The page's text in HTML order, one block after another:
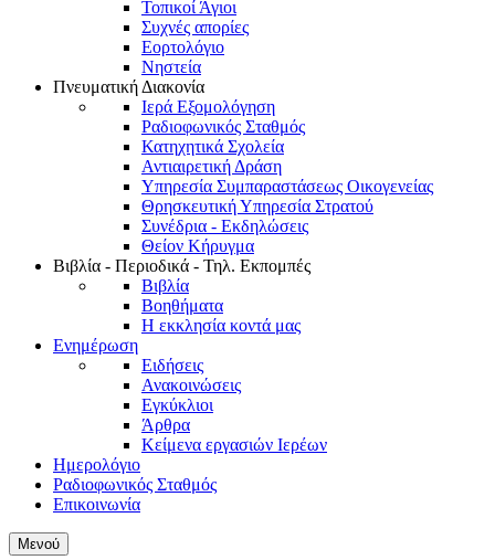
Τοπικοί Άγιοι
Συχνές απορίες
Εορτολόγιο
Νηστεία
Πνευματική Διακονία
Ιερά Εξομολόγηση
Ραδιοφωνικός Σταθμός
Κατηχητικά Σχολεία
Αντιαιρετική Δράση
Υπηρεσία Συμπαραστάσεως Οικογενείας
Θρησκευτική Υπηρεσία Στρατού
Συνέδρια - Εκδηλώσεις
Θείον Κήρυγμα
Βιβλία - Περιοδικά - Τηλ. Εκπομπές
Βιβλία
Βοηθήματα
Η εκκλησία κοντά μας
Ενημέρωση
Ειδήσεις
Ανακοινώσεις
Εγκύκλιοι
Άρθρα
Κείμενα εργασιών Ιερέων
Ημερολόγιο
Ραδιοφωνικός Σταθμός
Επικοινωνία
Μενού